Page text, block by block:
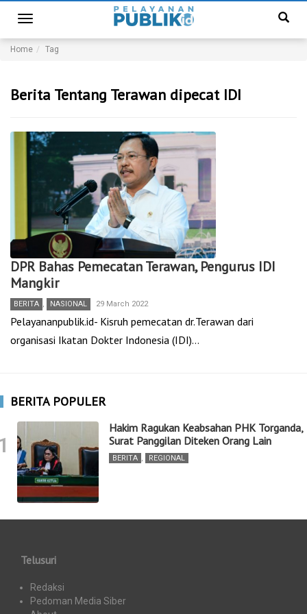
Toggle
navigation
Home Tag
Berita Tentang Terawan dipecat IDI
DPR Bahas Pemecatan Terawan, Pengurus IDI
Mangkir
BERITA , NASIONAL 29 March 2022
Pelayananpublik.id- Kisruh pemecatan dr.Terawan dari
organisasi Ikatan Dokter Indonesia (IDI)…
BERITA POPULER
Hakim Ragukan Keabsahan PHK Torganda,
Surat Panggilan Diteken Orang Lain
BERITA , REGIONAL
Telusuri
Redaksi
Pedoman Media Siber